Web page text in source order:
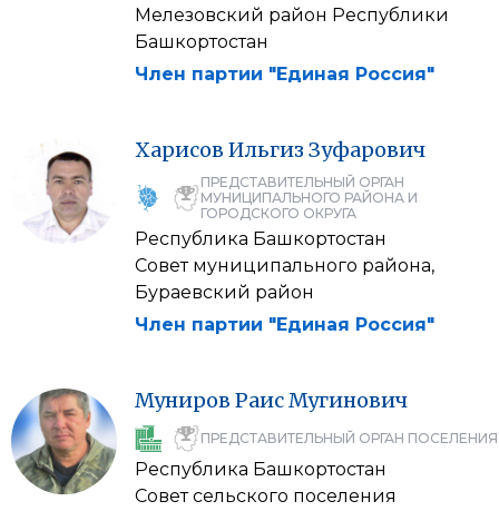
Мелезовский район Республики
Башкортостан
Член партии "Единая Россия"
Харисов Ильгиз Зуфарович
ПРЕДСТАВИТЕЛЬНЫЙ ОРГАН
МУНИЦИПАЛЬНОГО РАЙОНА И
ГОРОДСКОГО ОКРУГА
Республика Башкортостан
Совет муниципального района,
Бураевский район
Член партии "Единая Россия"
Муниров РаисМугинович
ПРЕДСТАВИТЕЛЬНЫЙ ОРГАН ПОСЕЛЕНИЯ
Республика Башкортостан
Совет сельского поселения